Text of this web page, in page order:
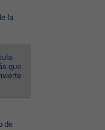
la
que
de